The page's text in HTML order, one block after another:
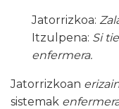
Jatorrizkoa:
Itzulpena: Si
enfermera.
Jatorrizkoan
sistemak